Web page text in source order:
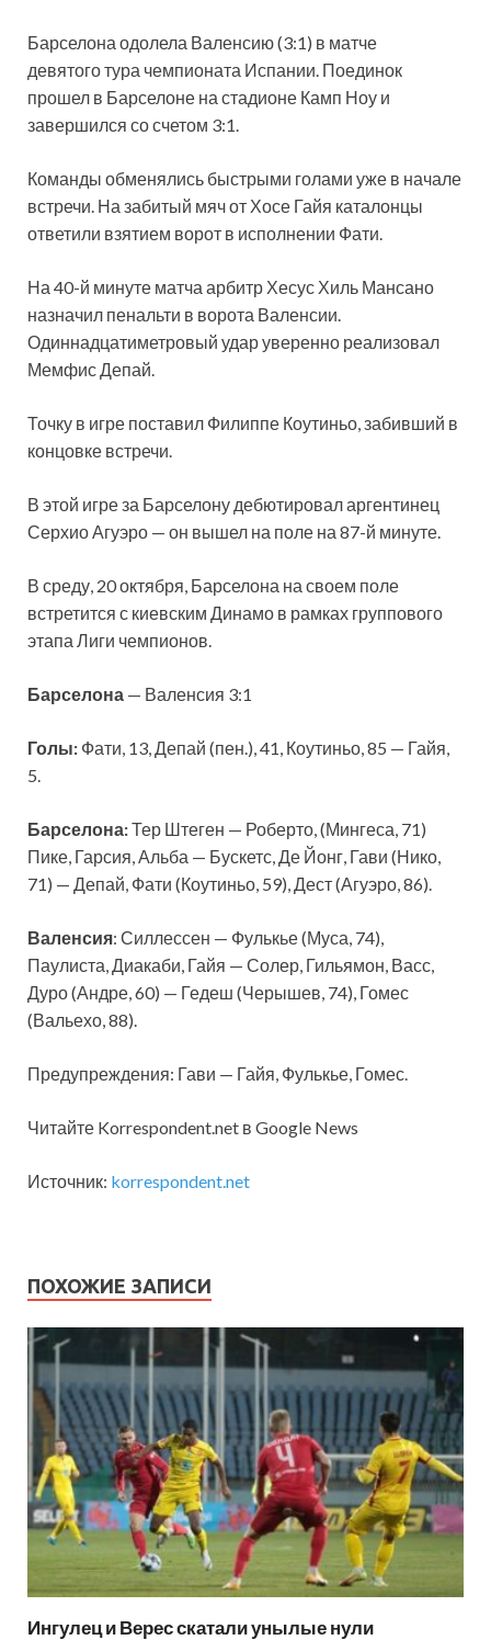
Барселона одолела Валенсию (3:1) в матче
девятого тура чемпионата Испании. Поединок
прошел в Барселоне на стадионе Камп Ноу и
завершился со счетом 3:1.
Команды обменялись быстрыми голами уже в начале
встречи. На забитый мяч от Хосе Гайя каталонцы
ответили взятием ворот в исполнении Фати.
На 40-й минуте матча арбитр Хесус Хиль Мансано
назначил пенальти в ворота Валенсии.
Одиннадцатиметровый удар уверенно реализовал
Мемфис Депай.
Точку в игре поставил Филиппе Коутиньо, забивший в
концовке встречи.
В этой игре за Барселону дебютировал аргентинец
Серхио Агуэро — он вышел на поле на 87-й минуте.
В среду, 20 октября, Барселона на своем поле
встретится с киевским Динамо в рамках группового
этапа Лиги чемпионов.
Барселона — Валенсия 3:1
Голы: Фати, 13, Депай (пен.), 41, Коутиньо, 85 — Гайя,
5.
Барселона:Тер Штеген — Роберто, (Мингеса, 71)
Пике, Гарсия, Альба — Бускетс, Де Йонг, Гави (Нико,
71) — Депай, Фати (Коутиньо, 59), Дест (Агуэро, 86).
Валенсия: Силлессен — Фулькье (Муса, 74),
Паулиста, Диакаби, Гайя — Солер, Гильямон, Васс,
Дуро (Андре, 60) — Гедеш (Черышев, 74), Гомес
(Вальехо, 88).
Предупреждения: Гави — Гайя, Фулькье, Гомес.
Читайте Korrespondent.net в Google News
Источник: korrespondent.net
ПОХОЖИЕ ЗАПИСИ
Ингулец и Верес скатали унылые нули